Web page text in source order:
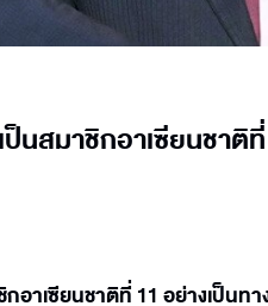
ป็นสมาชิกอาเซียนชาติ
กอาเซียนชาติที่ 11 อย่างเป็น